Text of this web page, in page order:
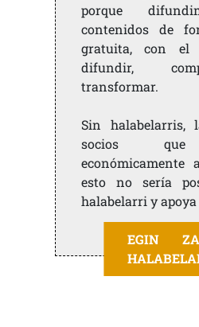
porque
contenidos de
gratuita, con el
difundir,
transformar.
Sin halabelarris,
socios que
económicamente
esto no sería
halabelarri y apoya
EGIN